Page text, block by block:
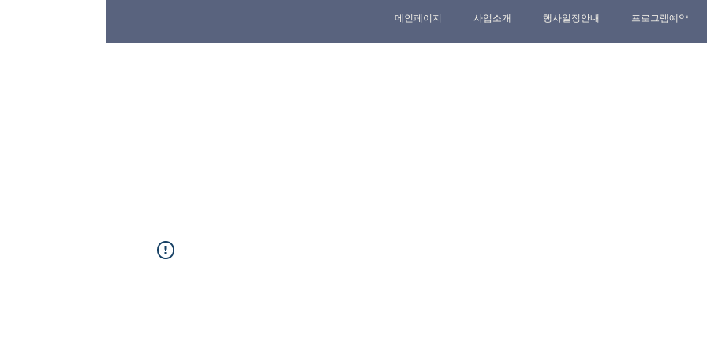
메인페이지 사업소개 행사일정안내 프로그램예약